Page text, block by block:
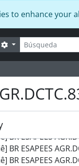
to enhance your
Search options
BR ESAPEES
BR ESAPEES
BR ESAPEES
ESAPEES
BR ESAPEES
BR ESAPEES
BR ESAPEES
BR ESAPEES
BR ESAPEES
ESAPEES AGR.DCTC.76 -
ESAPEES AGR.DCTC.77 -
BR ESAPEES